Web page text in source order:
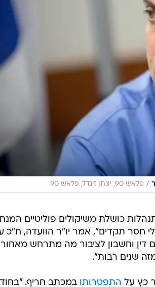
/ פלאש 90, יונתן זינדל, פלאש 90
כושלת משיקולים פוליטיים
תקדים", אמר יו"ר הוועדה, ח"כ
וחשבון לציבור מה מתרחש
שנים רבות".
כץ על התפטרותו במכתב חריף.